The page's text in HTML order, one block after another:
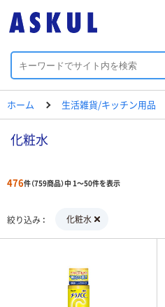
ホーム 生活雑貨/キッチン用品
化粧水
476件（759商品）中 1～50件を表示
絞り込み 化粧水